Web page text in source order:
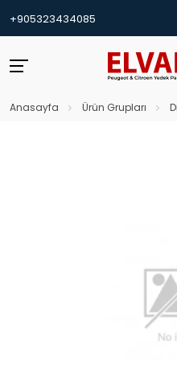
+905323434085
Anasayfa Ürün Grupları